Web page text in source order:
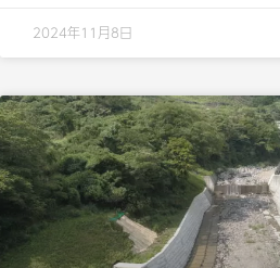
2024年11月8日